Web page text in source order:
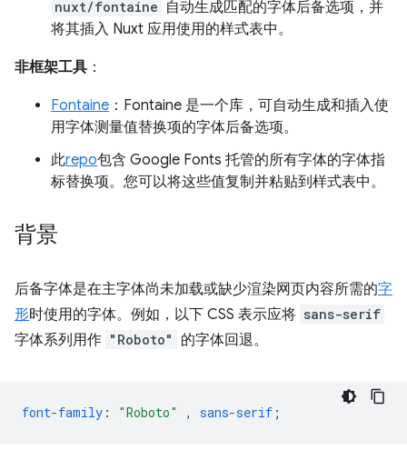
nuxt/fontaine 自动生成匹配的字体后备选项，并
将其插入 Nuxt 应用使用的样式表中。
非框架工具 ：
Fontaine ：Fontaine 是一个库，可自动生成和插入使
用字体测量值替换项的字体后备选项。
此repo包含 Google Fonts 托管的所有字体的字体指
标替换项。您可以将这些值复制并粘贴到样式表中。
背景
后备字体是在主字体尚未加载或缺少渲染网页内容所需的字
形时使用的字体。例如，以下 CSS 表示应将 sans-serif
字体系列用作 "Roboto" 的字体回退。
font-family : "Roboto" , sans-serif ;